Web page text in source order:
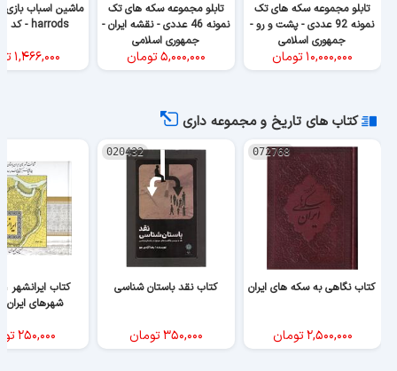
جمهوری اسلامی
۱۰,۰۰۰,۰۰۰ تومان
جمهوری اسلامی
۵,۰۰۰,۰۰۰ تومان
072768
کتاب نگاهی به سکه های ایران کتاب نقد باستان شناسی
شهرهای ایران
۲۵۰,۰۰۰